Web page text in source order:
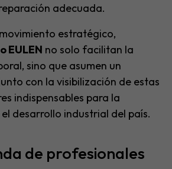
adecuada.
estratégico,
EULEN no solo facilitan la
sino que asumen un
con la visibilización de estas
indispensables para la
desarrollo industrial del país.
de profesionales